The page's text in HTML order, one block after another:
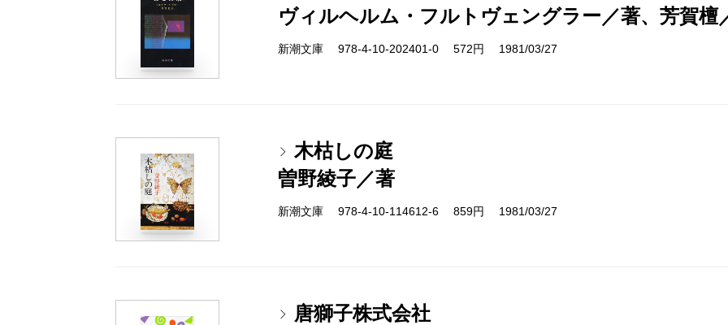
ヴィルヘルム・フルトヴェングラー／著、芳賀檀
新潮文庫 978-4-10-202401-0 572円 1981/03/27
木枯しの庭
曽野綾子／著
新潮文庫 978-4-10-114612-6 859円 1981/03/27
唐獅子株式会社